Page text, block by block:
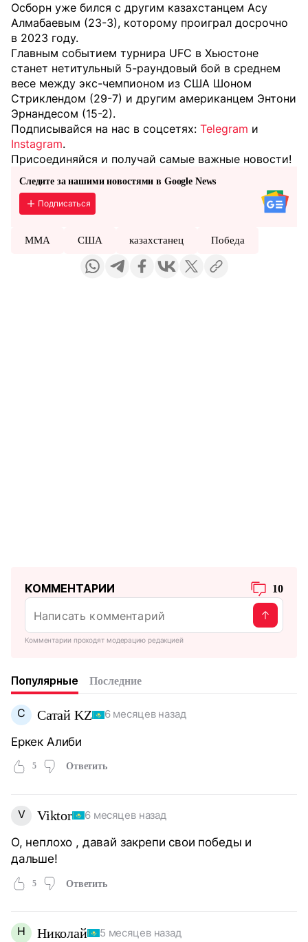
Осборн уже бился с другим казахстанцем Асу
Алмабаевым (23-3), которому проиграл досрочно
в 2023 году.
Главным событием турнира UFC в Хьюстоне
станет нетитульный 5-раундовый бой в среднем
весе между экс-чемпионом из США Шоном
Стриклендом (29-7) и другим американцем Энтони
Эрнандесом (15-2).
Подписывайся на нас в соцсетях: Telegram и
Instagram.
Присоединяйся и получай самые важные новости!
Следите за нашими новостями в Google News
Подписаться
ММА США казахстанец Победа
КОММЕНТАРИИ 10
Комментарии проходят модерацию редакцией
Популярные Последние
С Сатай KZ 6 месяцев назад
Еркек Алиби
5 Ответить
V Viktor 6 месяцев назад
О, неплохо , давай закрепи свои победы и
дальше!
5 Ответить
Н Николай 5 месяцев назад